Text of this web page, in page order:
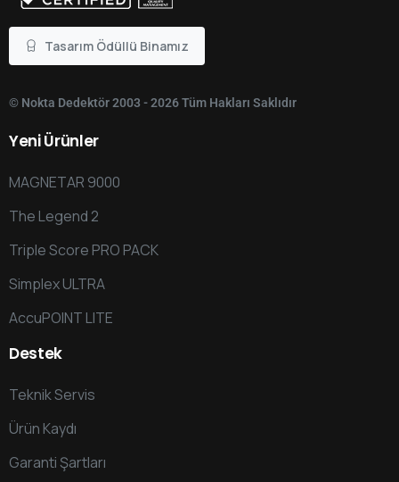
Tasarım Ödüllü Binamız
© Nokta Dedektör 2003 - 2026 Tüm Hakları Saklıdır
YeniÜrünler
MAGNETAR 9000
The Legend 2
Triple Score PRO PACK
Simplex ULTRA
AccuPOINT LITE
Destek
Teknik Servis
Ürün Kaydı
Garanti Şartları